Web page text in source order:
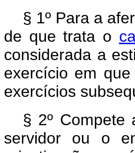
§ 1º Para a
de que trata o
considerada a
exercício em
exercícios
§ 2º Compete
servidor ou o